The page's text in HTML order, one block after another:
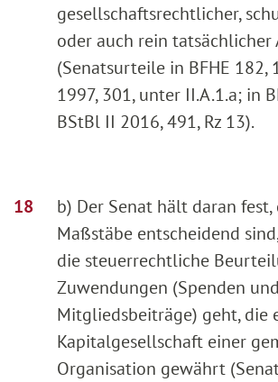
gesellschaftsrechtlicher,
oder auch rein tatsächlicher
(Senatsurteile in BFHE 182,
1997, 301, unter II.A.1.a; in
BStBl II 2016, 491, Rz 13).
b) Der Senat hält daran fest,
Maßstäbe entscheidend
die steuerrechtliche
Zuwendungen (Spenden und
Mitgliedsbeiträge) geht, die
Kapitalgesellschaft einer
Organisation gewährt